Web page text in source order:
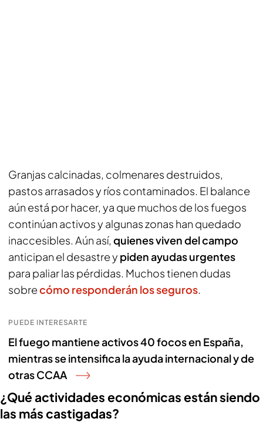
Granjas calcinadas, colmenares destruidos,
pastos arrasados y ríos contaminados. El balance
aún está por hacer, ya que muchos de los fuegos
continúan activos y algunas zonas han quedado
inaccesibles. Aún así, quienes viven del campo
anticipan el desastre y piden ayudas urgentes
para paliar las pérdidas. Muchos tienen dudas
sobrecómo responderán los seguros.
PUEDE INTERESARTE
El fuego mantiene activos 40 focos en España,
mientras se intensifica la ayuda internacional y de
otras CCAA
¿Qué actividades económicas están siendo
las más castigadas?